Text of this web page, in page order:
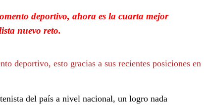
deportivo, ahora es la cuarta mejor
nuevo reto.
deportivo, esto gracias a sus recientes posiciones en
del país a nivel nacional, un logro nada